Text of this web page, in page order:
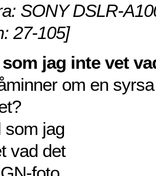
SONY DSLR-
27-105]
jag inte vet
om en